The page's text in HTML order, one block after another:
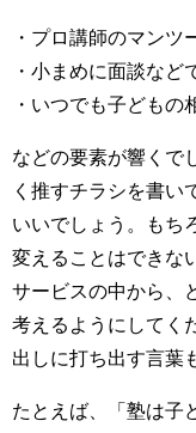
・プロ講師のマンツ
・小まめに面談など
・いつでも子どもの
などの要素が響くで
く推すチラシを書い
いいでしょう。もち
変えることはできな
サービスの中から、
考えるようにしてく
出しに打ち出す言葉
たとえば、「塾は子